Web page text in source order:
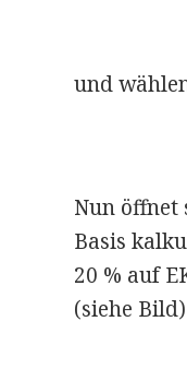
und
Nun öffnet
Basis
20 % auf
(siehe Bild)